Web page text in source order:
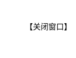
【关闭窗口】